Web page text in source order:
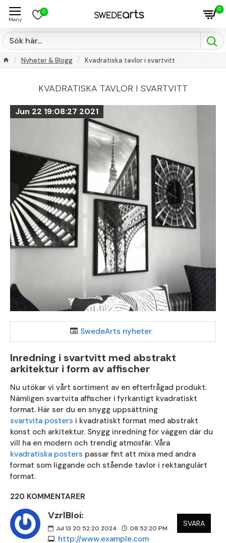
0 0
Nyheter & Blogg Kvadratiska tavlor i svartvitt
KVADRATISKA TAVLOR I SVARTVITT
Jun 22 19:08:27 2021
SwedeArts nyheter
Inredning i svartvitt med abstrakt
arkitektur i form av affischer
Nu utökar vi vårt sortiment av en efterfrågad produkt.
Nämligen svartvita affischer i fyrkantigt kvadratiskt
format. Här ser du en snygg uppsättning
svartvita posters i kvadratiskt format med abstrakt
konst och arkitektur. Snygg inredning för väggen där du
vill ha en modern och trendig atmosfär. Våra
kvadratiska posters passar fint att mixa med andra
format som liggande och stående tavlor i rektangulärt
format.
220 KOMMENTARER
VzrlBIoi:
Jul 13 20:52:20 2024 08:52:20 PM
http://www.example.com
SVARA